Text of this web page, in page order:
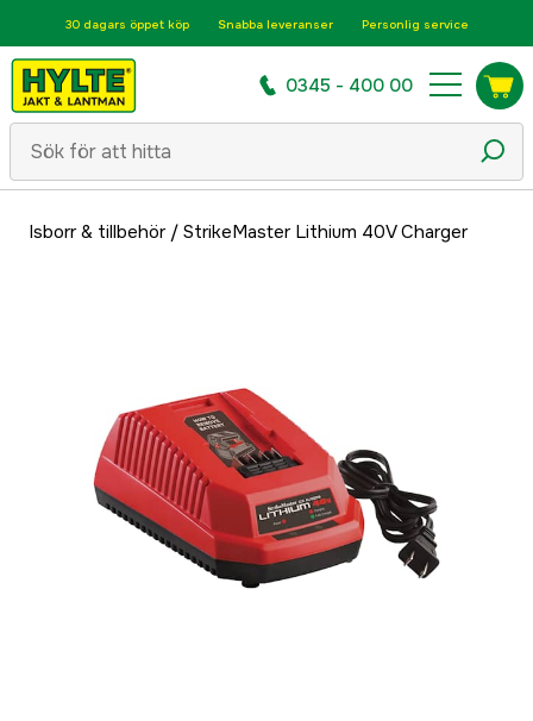
30 dagars öppet köp Snabba leveranser Personlig service
0345 - 400 00
Isborr & tillbehör/ StrikeMaster Lithium 40V Charger